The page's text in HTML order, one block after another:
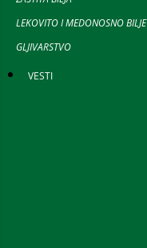
LEKOVITO I MEDONOSNO BILJE
GLJIVARSTVO
VESTI